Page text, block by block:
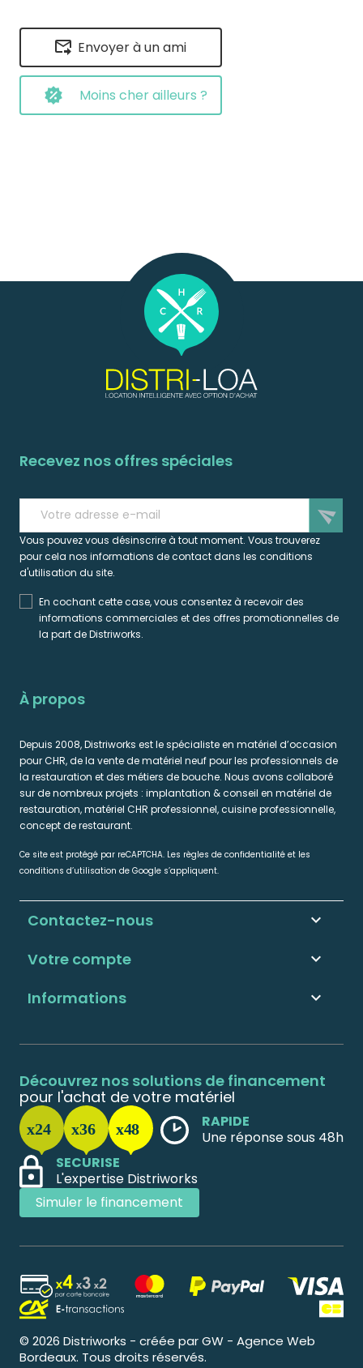
Envoyer à un ami
Moins cher ailleurs ?
Recevez nos offres spéciales
send
Vous pouvez vous désinscrire à tout moment. Vous trouverez
pour cela nos informations de contact dans les conditions
d'utilisation du site.
En cochant cette case, vous consentez à recevoir des
informations commerciales et des offres promotionnelles de
la part de Distriworks.
À propos
Depuis 2008, Distriworks est le spécialiste en matériel d’occasion
pour CHR, de la vente de matériel neuf pour les professionnels de
la restauration et des métiers de bouche. Nous avons collaboré
sur de nombreux projets : implantation & conseil en matériel de
restauration, matériel CHR professionnel, cuisine professionnelle,
concept de restaurant.
Ce site est protégé par reCAPTCHA. Les règles de confidentialité et les
conditions d’utilisation de Google s’appliquent.
Informations 
Votre compte 
Contactez-nous keyboard_arrow_down
Découvrez nos solutions de financement
pour l'achat de votre matériel
RAPIDE
Une réponse sous 48h
SECURISE
L'expertise Distriworks
Simuler le financement
© 2026 Distriworks - créée par GW - Agence Web
Bordeaux. Tous droits réservés.